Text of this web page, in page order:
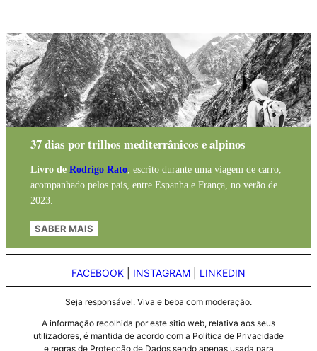
37 dias por trilhos mediterrânicos e alpinos
Livro de Rodrigo Rato, escrito durante uma viagem de carro,
acompanhado pelos pais, entre Espanha e França, no verão de
2023.
SABER MAIS
FACEBOOK INSTAGRAM LINKEDIN
Seja responsável. Viva e beba com moderação.
A informação recolhida por este sitio web, relativa aos seus
utilizadores, é mantida de acordo com a Política de Privacidade
e regras de Protecção de Dados sendo apenas usada para